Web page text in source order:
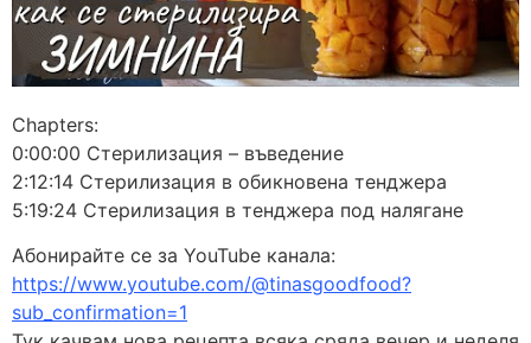
Chapters:
0:00:00 Стерилизация – въведение
2:12:14 Стерилизация в обикновена тенджера
5:19:24 Стерилизация в тенджера под налягане
Абонирайте се за YouTube канала:
https://www.youtube.com/@tinasgoodfood?
sub_confirmation=1